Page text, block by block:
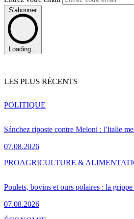
S'abonner
Loading...
LES PLUS RÉCENTS
Sánchez riposte contre Meloni : l'Italie
07.08.2026
POLITIQUE
Poulets, bovins et ours polaires : la
07.08.2026
PROAGRICULTURE &